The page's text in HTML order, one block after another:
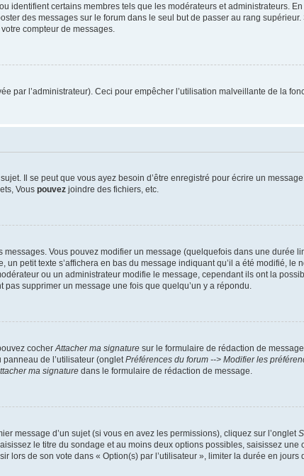
identifient certains membres tels que les modérateurs et administrateurs.
des messages sur le forum dans le seul but de passer au rang supérieur.
compteur de messages.
par l’administrateur). Ceci pour empêcher l’utilisation malveillante de la
Il se peut que vous ayez besoin d’être enregistré pour écrire un
Vous pouvez joindre des fichiers, etc.
Vous pouvez modifier un message (quelquefois dans une durée
petit texte s’affichera en bas du message indiquant qu’il a été modifié, le
ou un administrateur modifie le message, cependant ils ont la
supprimer un message une fois que quelqu’un y a répondu.
cocher Attacher ma signature sur le formulaire de rédaction de
de l’utilisateur (onglet Préférences du forum --> Modifier les
ma signature dans le formulaire de rédaction de message.
message d’un sujet (si vous en avez les permissions), cliquez sur l’onglet
le titre du sondage et au moins deux options possibles, saisissez une
de son vote dans « Option(s) par l’utilisateur », limiter la durée en jours